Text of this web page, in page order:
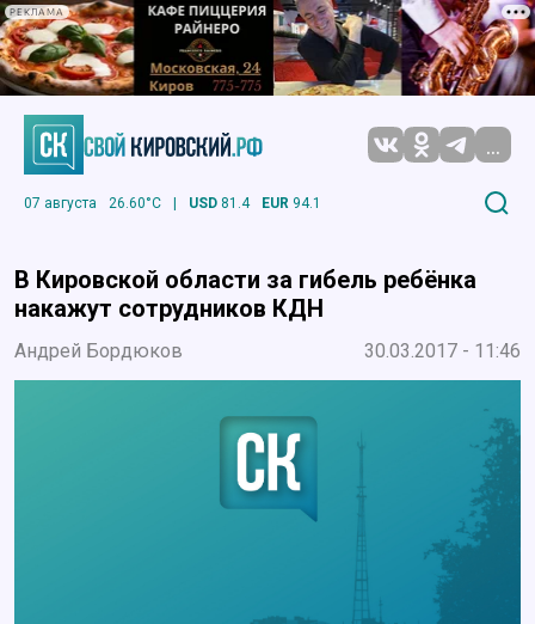
РЕКЛАМА
...
07 августа 26.60°C | USD 81.4 EUR 94.1
В Кировской области за гибель ребёнка
накажут сотрудников КДН
Андрей Бордюков 30.03.2017 - 11:46